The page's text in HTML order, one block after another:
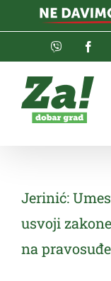
Viber
Jerinić:
usvoji
na pravosuđe